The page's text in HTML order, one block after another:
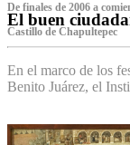
De finales de 2006 a
El buen
Castillo de Chapultepec
En el marco de los
Benito Juárez, el